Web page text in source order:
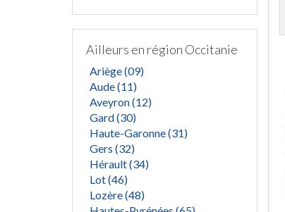
Ailleurs en région Occitanie
Ariège (09)
Aude (11)
Aveyron (12)
Gard (30)
Haute-Garonne (31)
Gers (32)
Hérault (34)
Lot (46)
Lozère (48)